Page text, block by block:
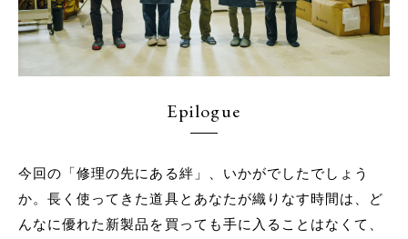
Epilogue
今回の「修理の先にある絆」、いかがでしたでしょう
か。長く使ってきた道具とあなたが織りなす時間は、ど
んなに優れた新製品を買っても手に入ることはなくて、